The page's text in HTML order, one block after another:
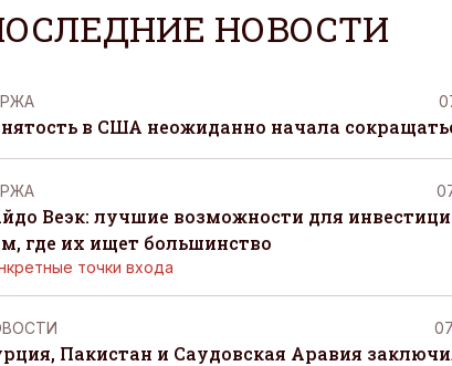
НОВОСТИ
в США неожиданно начала
Веэк: лучшие возможности для
где их ищет большинство
точки входа
Пакистан и Саудовская Аравия